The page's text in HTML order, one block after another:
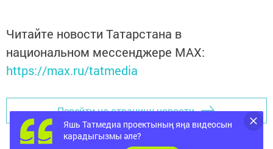
Читайте новости Татарстана в
национальном мессенджере MАХ:
https://max.ru/tatmedia
Перейти на страницу новости
Яшь Татмедиа проектының яңа видеосын
карадыгызмы әле?